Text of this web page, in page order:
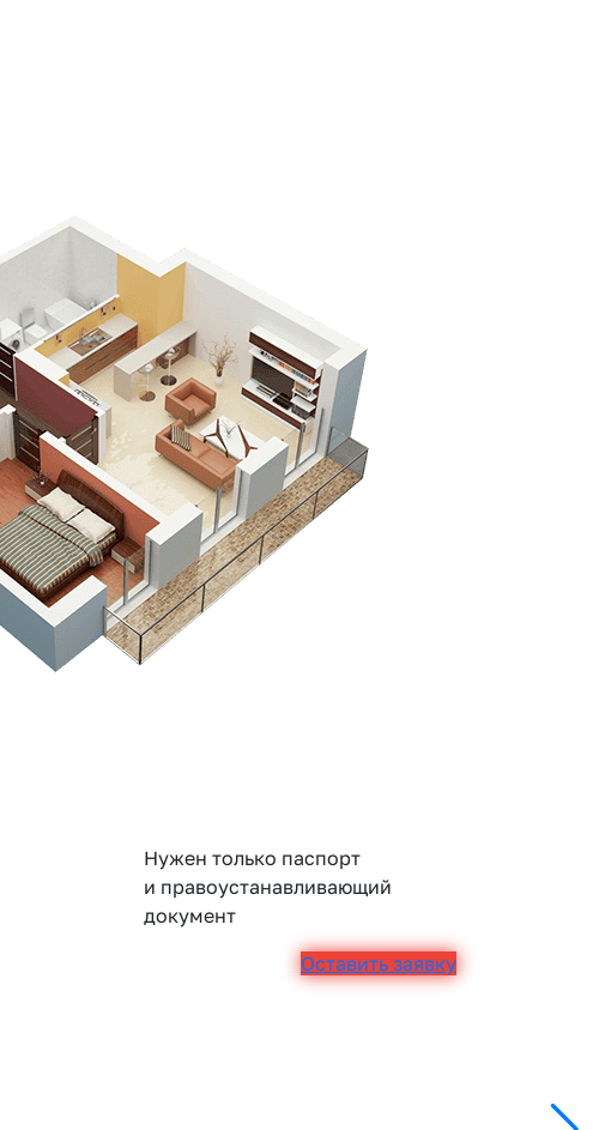
Нужен только паспорт
и правоустанавливающий
документ
Оставить заявку